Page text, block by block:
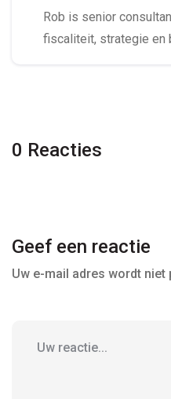
Rob is senior
fiscaliteit, strategie en
0 Reacties
Geef een reactie
Uw e-mail adres wordt niet